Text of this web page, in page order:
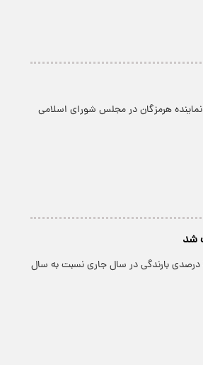
هرمزگان در مجلس شورای اسلامی
شد
پارسینه: وزیر نیرو گفت: با توجه به افزایش 35 درصدی بارندگی در سال جاری نسبت به سال